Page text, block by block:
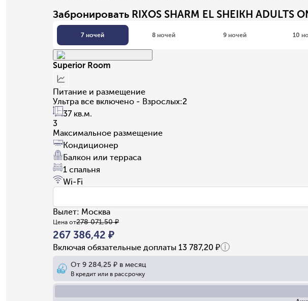
Забронировать RIXOS SHARM EL SHEIKH ADULTS
7 ночей 8 ночей 9 ночей 10
Superior Room
Питание и размещение
Ультра все включено - Взрослых:2
37 кв.м.
3
Максимальное размещение
Кондиционер
Балкон или терраса
1 спальня
Wi-Fi
Вылет: Москва
Цена от278 071,50 ₽
267 386,42 ₽
Включая обязательные доплаты 13 787,20 ₽
От 9 284,25 ₽ в месяц
В кредит или в рассрочку